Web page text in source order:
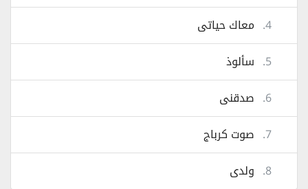
4. معاك حياتى
5. سألوذ
6. صدقنى
7. صوت كرباج
8. ولدى